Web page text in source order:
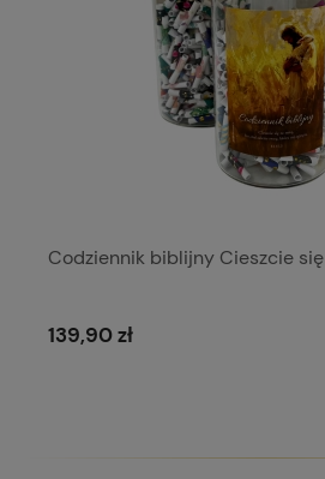
Codziennik biblijny Cieszcie się
139,90 zł